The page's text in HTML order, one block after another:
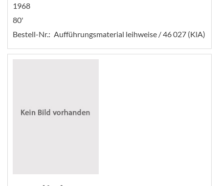
1968
80'
Bestell-Nr.: Aufführungsmaterial leihweise / 46 027 (KlA)